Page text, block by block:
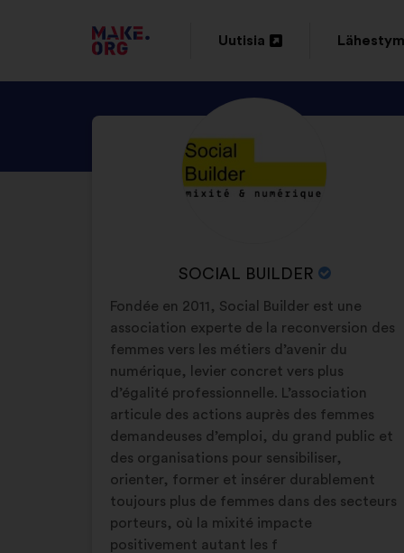
SIIRRY
MAKE.ORGIN
KOTISIVULLE
Uutisia
uudessa
SOCIAL
ORGANISAATION
NIMI:
SOCIAL BUILDER
Fondée en 2011, Social Builder est une
association experte de la reconversion des
femmes vers les métiers d’avenir du
numérique, levier concret vers plus
d’égalité professionnelle. L’association
articule des actions auprès des femmes
demandeuses d’emploi, du grand public et
des organisations pour sensibiliser,
orienter, former et insérer durablement
toujours plus de femmes dans des secteurs
porteurs, où la mixité impacte
positivement autant les f